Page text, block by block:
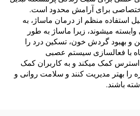
برای آرامش محدود است.
استفاده منظم از درمان ماساژ، به
میشوند، زیرا ماساژ به طور
و بهبود گردش خون، تسکین درد را
با فعالسازی سیستم عصبی
استرس کمک میکند و به کاربران کمک
را بهتر مدیریت کنند و سلامت روانی و
باشند.